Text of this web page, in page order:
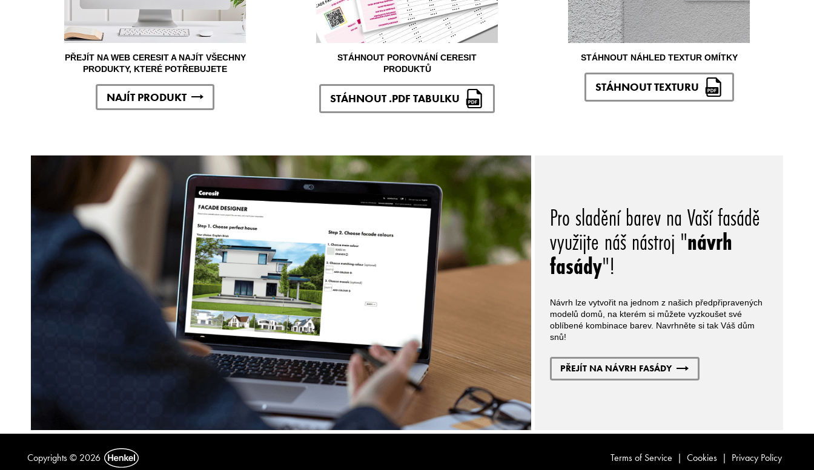
PŘEJÍT NA WEB CERESIT A NAJÍT VŠECHNY
PRODUKTY, KTERÉ POTŘEBUJETE
NAJÍT PRODUKT
STÁHNOUT POROVNÁNÍ CERESIT
PRODUKTŮ
STÁHNOUT .PDF TABULKU
STÁHNOUT NÁHLED TEXTUR OMÍTKY
STÁHNOUT TEXTURU
Pro sladění barev na Vaší fasádě
využijte náš nástroj "návrh
fasády"!
Návrh lze vytvořit na jednom z našich předpřipravených
modelů domů, na kterém si můžete vyzkoušet své
oblíbené kombinace barev. Navrhněte si tak Váš dům
snů!
PŘEJÍT NA NÁVRH FASÁDY
Copyrights © 2026 Terms of Service | Cookies | Privacy Policy